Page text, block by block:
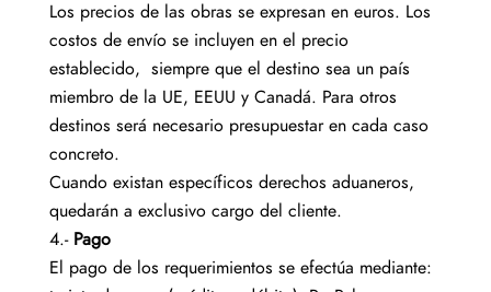
Los precios de las obras se expresan en euros. Los
costos de envío se incluyen en el precio
establecido, siempre que el destino sea un país
miembro de la UE, EEUU y Canadá. Para otros
destinos será necesario presupuestar en cada caso
concreto.
Cuando existan específicos derechos aduaneros,
quedarán a exclusivo cargo del cliente.
4.- Pago
El pago de los requerimientos se efectúa mediante: